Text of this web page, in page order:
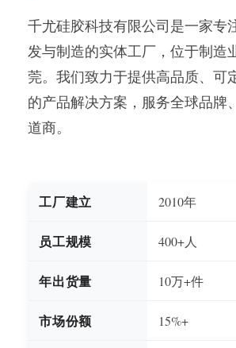
千尤硅胶科技有限公司是一家专
发与制造的实体工厂，位于制造
莞。我们致力于提供高品质、可
的产品解决方案，服务全球品牌
道商。
工厂建立 2010年
员工规模 400+人
年出货量 10万+件
市场份额 15%+